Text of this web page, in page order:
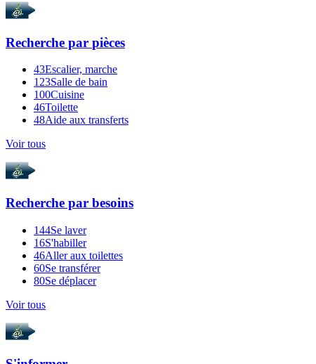
Recherche par pièces
43Escalier, marche
123Salle de bain
100Cuisine
46Toilette
48Aide aux transferts
Voir tous
Recherche par besoins
144Se laver
16S'habiller
46Aller aux toilettes
60Se transférer
80Se déplacer
Voir tous